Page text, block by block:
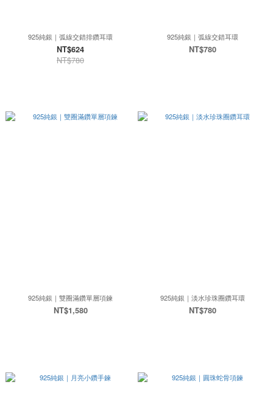
925純銀｜弧線交錯排鑽耳環
NT$624
NT$780
925純銀｜弧線交錯耳環
NT$780
925純銀｜雙圈滿鑽單層項鍊
NT$1,580
925純銀｜淡水珍珠圈鑽耳環
NT$780